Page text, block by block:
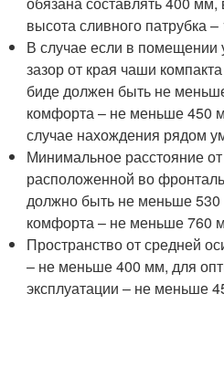
высота сливного патрубка
В случае если в помещении
зазор от края чаши
биде должен быть не
комфорта – не меньше 450
случае нахождения рядом
Минимальное расстояние от
расположенной во
должно быть не меньше
комфорта – не меньше 760
Пространство от средней
– не меньше 400 мм, для
эксплуатации – не меньше